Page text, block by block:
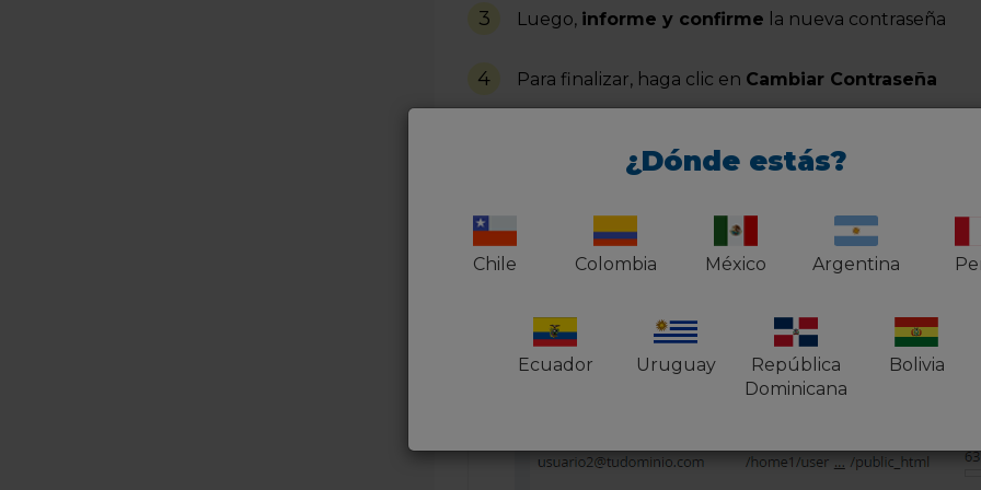
3 Luego, informe y confirme la nueva contraseña
4 Para finalizar, haga clic en Cambiar Contraseña
¿Dónde estás?
Chile Colombia México Argentina
Ecuador Uruguay
República
Dominicana
Bolivia